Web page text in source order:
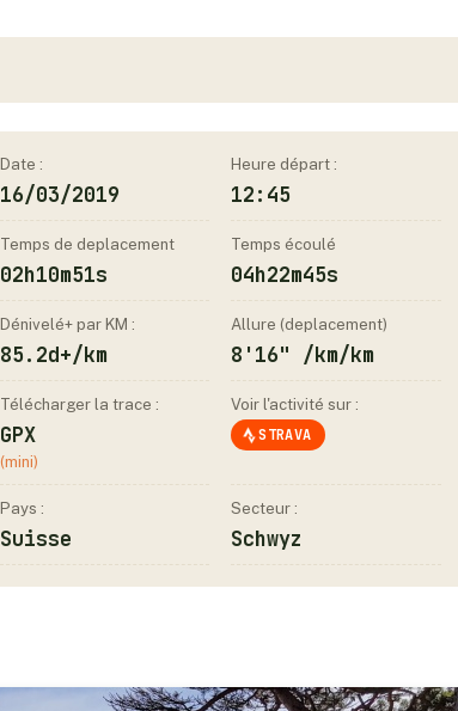
Date :
16/03/2019
Heure départ :
12:45
Temps de deplacement
02h10m51s
Temps écoulé
04h22m45s
Dénivelé+ par KM :
85.2d+/km
Allure (deplacement)
8'16" /km/km
Télécharger la trace :
GPX
(mini)
Voir l'activité sur :
STRAVA
Pays :
Suisse
Secteur :
Schwyz